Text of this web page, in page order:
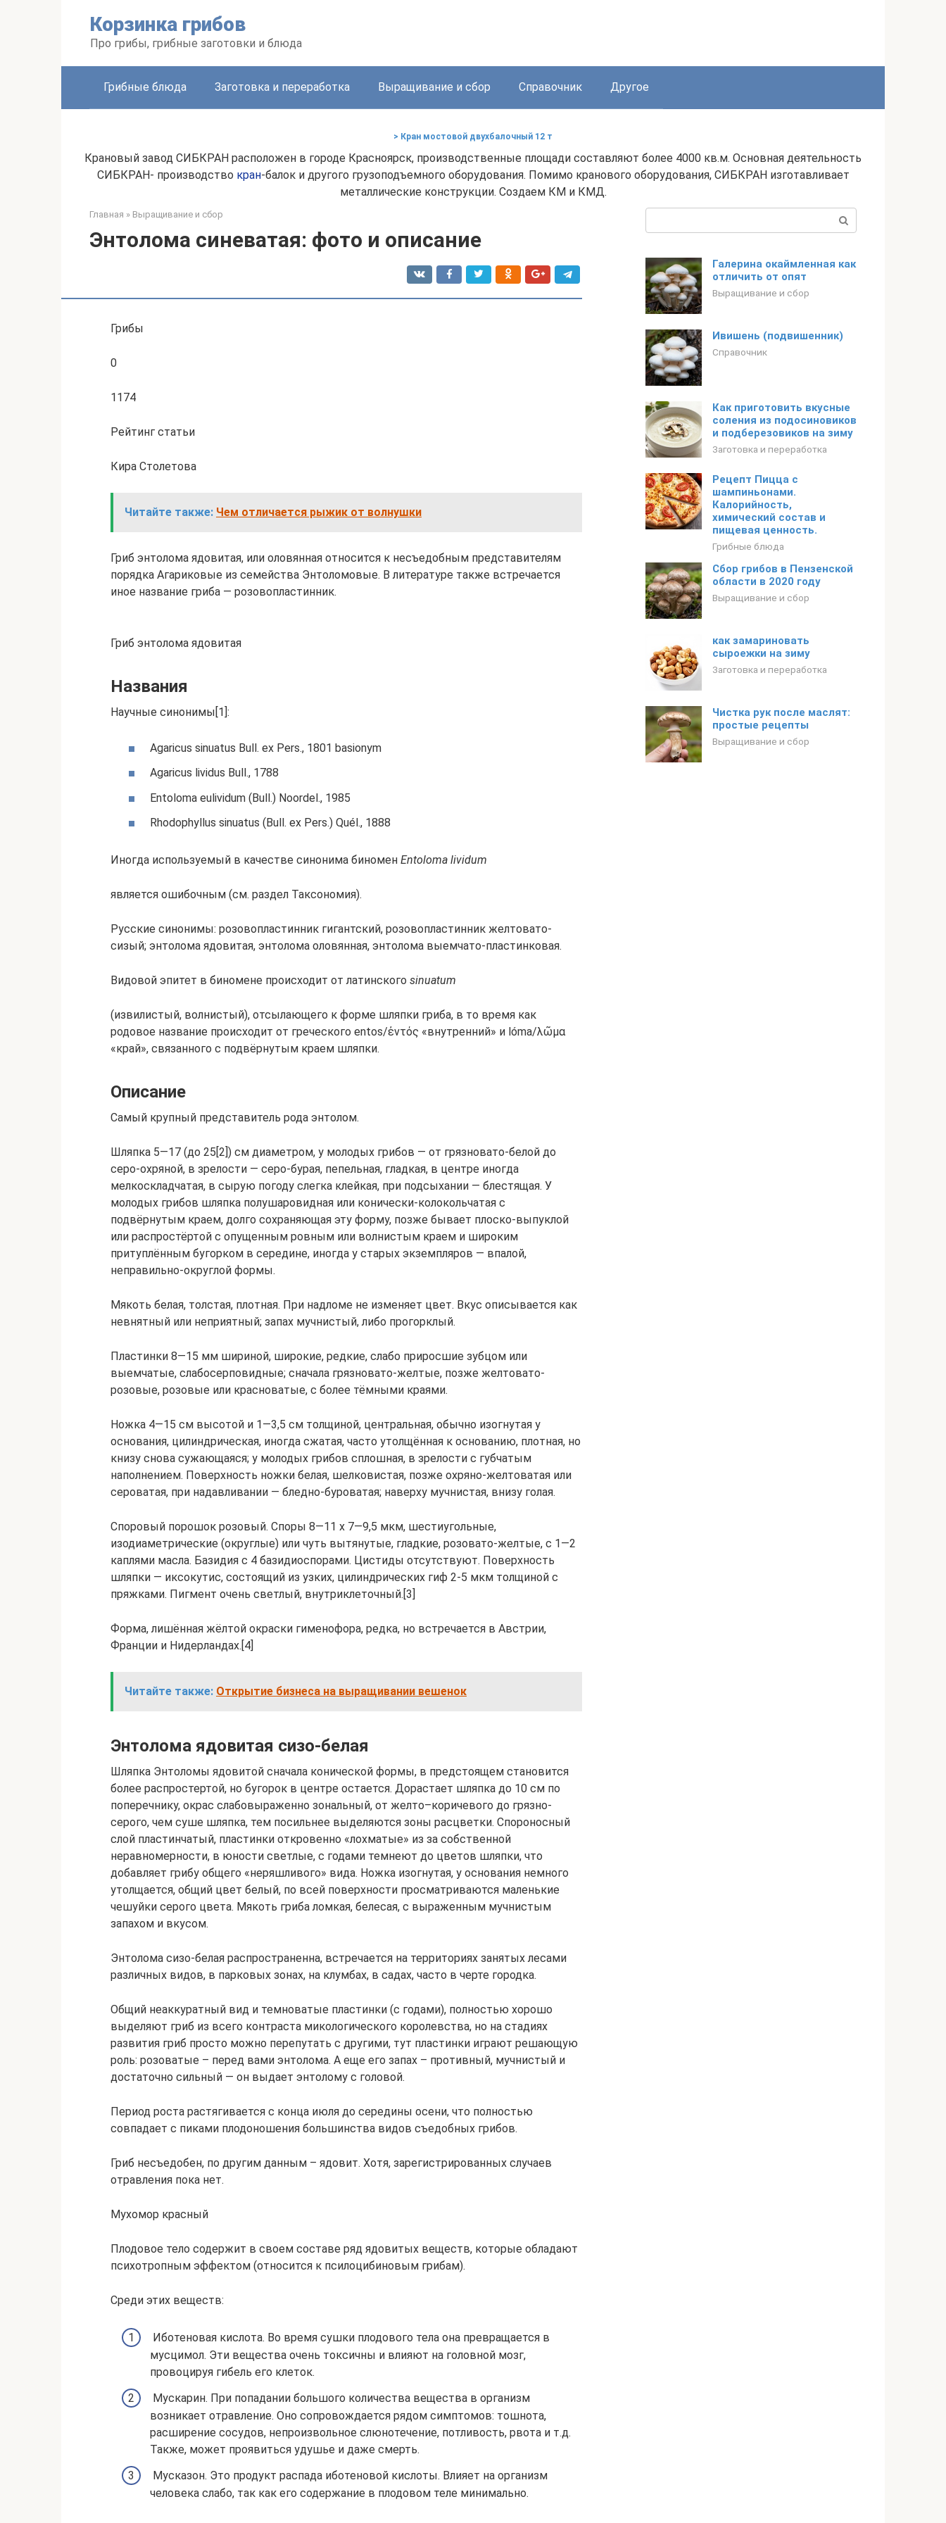
Корзинка грибов
Про грибы, грибные заготовки и блюда
Грибные блюда Заготовка и переработка Выращивание и сбор Справочник Другое
> Кран мостовой двухбалочный 12 т
Крановый завод СИБКРАН расположен в городе Красноярск, производственные площади составляют более 4000 кв.м. Основная деятельность
СИБКРАН- производство кран-балок и другого грузоподъемного оборудования. Помимо кранового оборудования, СИБКРАН изготавливает
металлические конструкции. Создаем КМ и КМД.
Главная » Выращивание и сбор
Энтолома синеватая: фото и описание
Грибы
0
1174
Рейтинг статьи
Кира Столетова
Читайте также: Чем отличается рыжик от волнушки
Гриб энтолома ядовитая, или оловянная относится к несъедобным представителям
порядка Агариковые из семейства Энтоломовые. В литературе также встречается
иное название гриба — розовопластинник.
Гриб энтолома ядовитая
Названия
Научные синонимы[1]:
Agaricus sinuatus Bull. ex Pers., 1801 basionym
Agaricus lividus Bull., 1788
Entoloma eulividum (Bull.) Noordel., 1985
Rhodophyllus sinuatus (Bull. ex Pers.) Quél., 1888
Иногда используемый в качестве синонима биномен Entoloma lividum
является ошибочным (см. раздел Таксономия).
Русские синонимы: розовопластинник гигантский, розовопластинник желтовато-
сизый; энтолома ядовитая, энтолома оловянная, энтолома выемчато-пластинковая.
Видовой эпитет в биномене происходит от латинского sinuatum
(извилистый, волнистый), отсылающего к форме шляпки гриба, в то время как
родовое название происходит от греческого entos/ἐντός «внутренний» и lóma/λῶμα
«край», связанного с подвёрнутым краем шляпки.
Описание
Самый крупный представитель рода энтолом.
Шляпка 5—17 (до 25[2]) см диаметром, у молодых грибов — от грязновато-белой до
серо-охряной, в зрелости — серо-бурая, пепельная, гладкая, в центре иногда
мелкоскладчатая, в сырую погоду слегка клейкая, при подсыхании — блестящая. У
молодых грибов шляпка полушаровидная или конически-колокольчатая с
подвёрнутым краем, долго сохраняющая эту форму, позже бывает плоско-выпуклой
или распростёртой с опущенным ровным или волнистым краем и широким
притуплённым бугорком в середине, иногда у старых экземпляров — впалой,
неправильно-округлой формы.
Мякоть белая, толстая, плотная. При надломе не изменяет цвет. Вкус описывается как
невнятный или неприятный; запах мучнистый, либо прогорклый.
Пластинки 8—15 мм шириной, широкие, редкие, слабо приросшие зубцом или
выемчатые, слабосерповидные; сначала грязновато-желтые, позже желтовато-
розовые, розовые или красноватые, с более тёмными краями.
Ножка 4—15 см высотой и 1—3,5 см толщиной, центральная, обычно изогнутая у
основания, цилиндрическая, иногда сжатая, часто утолщённая к основанию, плотная, но
книзу снова сужающаяся; у молодых грибов сплошная, в зрелости с губчатым
наполнением. Поверхность ножки белая, шелковистая, позже охряно-желтоватая или
сероватая, при надавливании — бледно-буроватая; наверху мучнистая, внизу голая.
Споровый порошок розовый. Споры 8—11 х 7—9,5 мкм, шестиугольные,
изодиаметрические (округлые) или чуть вытянутые, гладкие, розовато-желтые, с 1—2
каплями масла. Базидия с 4 базидиоспорами. Цистиды отсутствуют. Поверхность
шляпки — иксокутис, состоящий из узких, цилиндрических гиф 2-5 мкм толщиной с
пряжками. Пигмент очень светлый, внутриклеточный.[3]
Форма, лишённая жёлтой окраски гименофора, редка, но встречается в Австрии,
Франции и Нидерландах.[4]
Читайте также: Открытие бизнеса на выращивании вешенок
Энтолома ядовитая сизо-белая
Шляпка Энтоломы ядовитой сначала конической формы, в предстоящем становится
более распростертой, но бугорок в центре остается. Дорастает шляпка до 10 см по
поперечнику, окрас слабовыраженно зональный, от желто–коричевого до грязно-
серого, чем суше шляпка, тем посильнее выделяются зоны расцветки. Спороносный
слой пластинчатый, пластинки откровенно «лохматые» из за собственной
неравномерности, в юности светлые, с годами темнеют до цветов шляпки, что
добавляет грибу общего «неряшливого» вида. Ножка изогнутая, у основания немного
утолщается, общий цвет белый, по всей поверхности просматриваются маленькие
чешуйки серого цвета. Мякоть гриба ломкая, белесая, с выраженным мучнистым
запахом и вкусом.
Энтолома сизо-белая распространенна, встречается на территориях занятых лесами
различных видов, в парковых зонах, на клумбах, в садах, часто в черте городка.
Общий неаккуратный вид и темноватые пластинки (с годами), полностью хорошо
выделяют гриб из всего контраста микологического королевства, но на стадиях
развития гриб просто можно перепутать с другими, тут пластинки играют решающую
роль: розоватые – перед вами энтолома. А еще его запах – противный, мучнистый и
достаточно сильный — он выдает энтолому с головой.
Период роста растягивается с конца июля до середины осени, что полностью
совпадает с пиками плодоношения большинства видов съедобных грибов.
Гриб несъедобен, по другим данным – ядовит. Хотя, зарегистрированных случаев
отравления пока нет.
Мухомор красный
Плодовое тело содержит в своем составе ряд ядовитых веществ, которые обладают
психотропным эффектом (относится к псилоцибиновым грибам).
Среди этих веществ:
Иботеновая кислота. Во время сушки плодового тела она превращается в
мусцимол. Эти вещества очень токсичны и влияют на головной мозг,
провоцируя гибель его клеток.
Мускарин. При попадании большого количества вещества в организм
возникает отравление. Оно сопровождается рядом симптомов: тошнота,
расширение сосудов, непроизвольное слюнотечение, потливость, рвота и т.д.
Также, может проявиться удушье и даже смерть.
Мусказон. Это продукт распада иботеновой кислоты. Влияет на организм
человека слабо, так как его содержание в плодовом теле минимально.
Галерина окаймленная как
отличить от опят
Выращивание и сбор
Ивишень (подвишенник)
Справочник
Как приготовить вкусные
соления из подосиновиков
и подберезовиков на зиму
Заготовка и переработка
Рецепт Пицца с
шампиньонами.
Калорийность,
химический состав и
пищевая ценность.
Грибные блюда
Сбор грибов в Пензенской
области в 2020 году
Выращивание и сбор
как замариновать
сыроежки на зиму
Заготовка и переработка
Чистка рук после маслят:
простые рецепты
Выращивание и сбор